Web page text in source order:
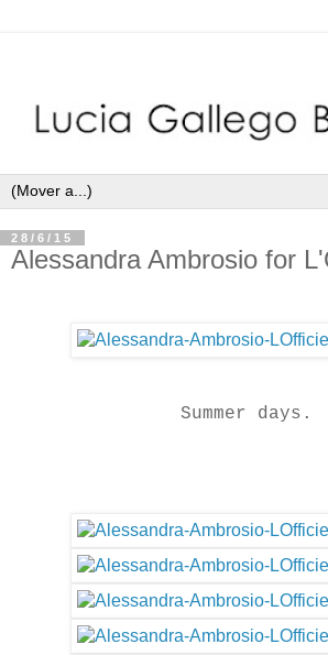
28/6/15
Alessandra Ambrosio for
Summer days.